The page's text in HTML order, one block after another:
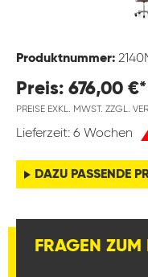
Produktnummer:
Preis: 676,00 €*
PREISE EXKL. MWST. ZZGL.
Lieferzeit: 6 Wochen
DAZU PASSENDE
FRAGEN ZUM